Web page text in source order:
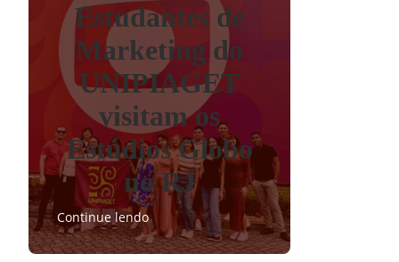
Estudantes de
Marketing do
UNIPIAGET
visitam os
Estúdios Globo
no RJ
Continue lendo